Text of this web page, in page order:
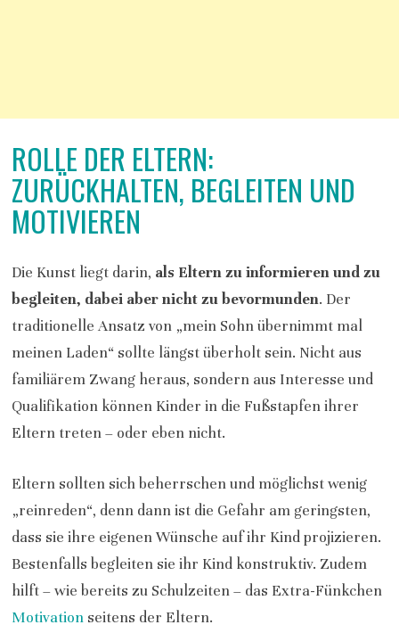
ROLLE DER ELTERN:
ZURÜCKHALTEN, BEGLEITEN UND
MOTIVIEREN
Die Kunst liegt darin, als Eltern zu informieren und zu
begleiten, dabei aber nicht zu bevormunden. Der
traditionelle Ansatz von „mein Sohn übernimmt mal
meinen Laden“ sollte längst überholt sein. Nicht aus
familiärem Zwang heraus, sondern aus Interesse und
Qualifikation können Kinder in die Fußstapfen ihrer
Eltern treten – oder eben nicht.
Eltern sollten sich beherrschen und möglichst wenig
„reinreden“, denn dann ist die Gefahr am geringsten,
dass sie ihre eigenen Wünsche auf ihr Kind projizieren.
Bestenfalls begleiten sie ihr Kind konstruktiv. Zudem
hilft – wie bereits zu Schulzeiten – das Extra-Fünkchen
Motivationseitens der Eltern.